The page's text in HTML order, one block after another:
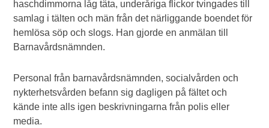
haschdimmorna låg täta, underåriga flickor tvingades till
samlag i tälten och män från det närliggande boendet för
hemlösa söp och slogs. Han gjorde en anmälan till
Barnavårdsnämnden.
Personal från barnavårdsnämnden, socialvården och
nykterhetsvården befann sig dagligen på fältet och
kände inte alls igen beskrivningarna från polis eller
media.